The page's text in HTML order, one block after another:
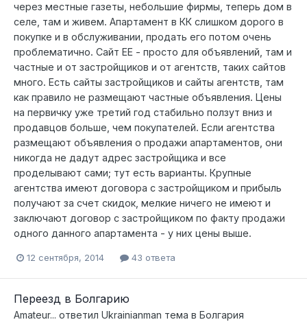
через местные газеты, небольшие фирмы, теперь дом в
селе, там и живем. Апартамент в КК слишком дорого в
покупке и в обслуживании, продать его потом очень
проблематично. Сайт ЕЕ - просто для объявлений, там и
частные и от застройщиков и от агентств, таких сайтов
много. Есть сайты застройщиков и сайты агентств, там
как правило не размещают частные объявления. Цены
на первичку уже третий год стабильно ползут вниз и
продавцов больше, чем покупателей. Если агентства
размещают объявления о продажи апартаментов, они
никогда не дадут адрес застройщика и все
проделывают сами; тут есть варианты. Крупные
агентства имеют договора с застройщиком и прибыль
получают за счет скидок, мелкие ничего не имеют и
заключают договор с застройщиком по факту продажи
одного данного апартамента - у них цены выше.
12 сентября, 2014 43 ответа
Переезд в Болгарию
Amateur... ответил Ukrainianman тема в Болгария